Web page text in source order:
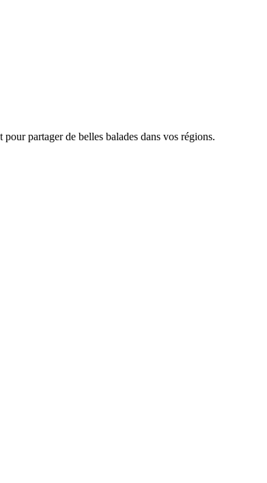
partager de belles balades dans vos régions.